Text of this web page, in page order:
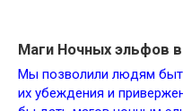
Маги Ночных эльфов
Мы позволили людям
их убеждения и